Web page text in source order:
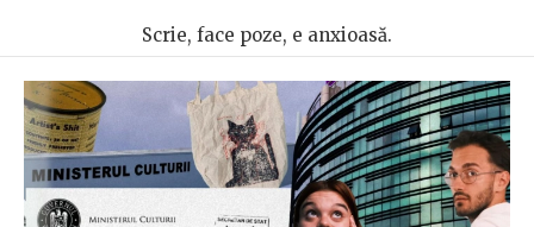
Scrie, face poze, e anxioasă.